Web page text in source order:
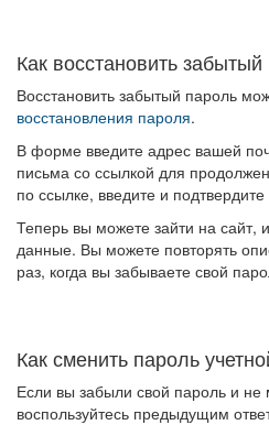
Как восстановить
Восстановить забытый пароль
восстановления пароля.
В форме введите адрес вашей
письма со ссылкой для
по ссылке, введите и
Теперь вы можете зайти на сайт,
данные. Вы можете повторять
раз, когда вы забываете свой
Как сменить пароль
Если вы забыли свой пароль и не
воспользуйтесь предыдущим